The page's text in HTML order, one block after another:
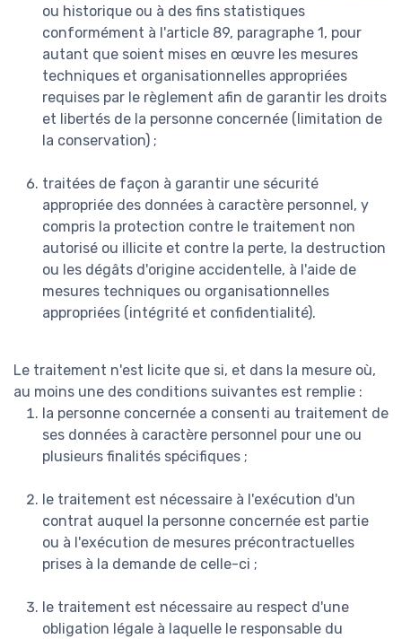
ou historique ou à des fins statistiques
conformément à l'article 89, paragraphe 1, pour
autant que soient mises en œuvre les mesures
techniques et organisationnelles appropriées
requises par le règlement afin de garantir les droits
et libertés de la personne concernée (limitation de
la conservation) ;
traitées de façon à garantir une sécurité
appropriée des données à caractère personnel, y
compris la protection contre le traitement non
autorisé ou illicite et contre la perte, la destruction
ou les dégâts d'origine accidentelle, à l'aide de
mesures techniques ou organisationnelles
appropriées (intégrité et confidentialité).
Le traitement n'est licite que si, et dans la mesure où,
au moins une des conditions suivantes est remplie :
la personne concernée a consenti au traitement de
ses données à caractère personnel pour une ou
plusieurs finalités spécifiques ;
le traitement est nécessaire à l'exécution d'un
contrat auquel la personne concernée est partie
ou à l'exécution de mesures précontractuelles
prises à la demande de celle-ci ;
le traitement est nécessaire au respect d'une
obligation légale à laquelle le responsable du